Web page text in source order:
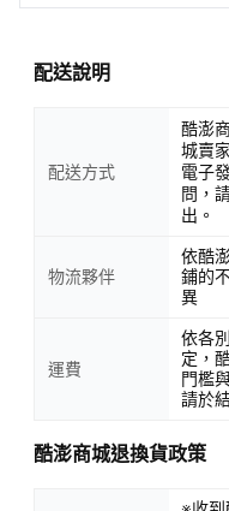
配送說明
配送方式
酷澎
城賣
電子
問，
出。
物流夥伴
依酷
鋪的
異
運費
依各
定，
門檻
請於
酷澎商城退換貨政策